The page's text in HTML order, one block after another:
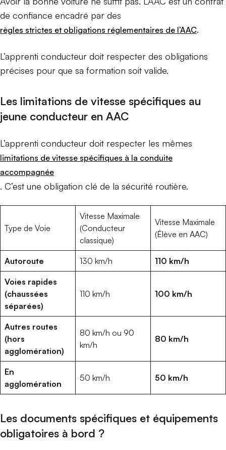
de confiance encadré par des
règles strictes et obligations réglementaires de l’AAC.
L’apprenti conducteur doit respecter des obligations
précises pour que sa formation soit valide.
Les limitations de vitesse spécifiques au
jeune conducteur en AAC
L’apprenti conducteur doit respecter les mêmes
limitations de vitesse spécifiques à la conduite
accompagnée
. C’est une obligation clé de la sécurité routière.
Type de Voie
Vitesse Maximale
(Conducteur
classique)
Vitesse Maximale
(Élève en AAC)
Autoroute 130 km/h 110 km/h
Voies rapides
(chaussées
séparées)
110 km/h 100 km/h
Autres routes
(hors
agglomération)
80 km/h ou 90
km/h
80 km/h
En
agglomération
50 km/h 50 km/h
Les documents spécifiques et équipements
obligatoires à bord ?